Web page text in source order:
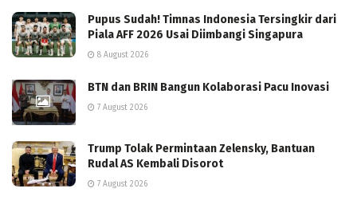
Pupus Sudah! Timnas Indonesia Tersingkir dari
Piala AFF 2026 Usai Diimbangi Singapura
8 August 2026
BTN dan BRIN Bangun Kolaborasi Pacu Inovasi
7 August 2026
Trump Tolak Permintaan Zelensky, Bantuan
Rudal AS Kembali Disorot
7 August 2026